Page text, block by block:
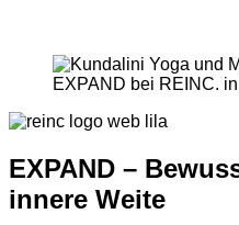
EXPAND –
innere Weite